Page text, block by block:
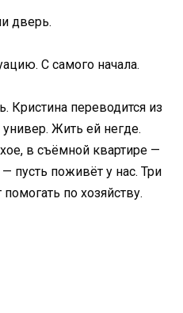
дверь.
С самого начала.
Кристина переводится из
Жить ей негде.
в съёмной квартире —
пусть поживёт у нас. Три
по хозяйству.